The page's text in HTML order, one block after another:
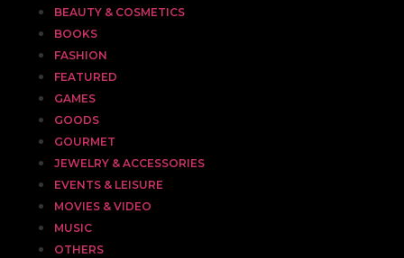
BEAUTY & COSMETICS
BOOKS
FASHION
FEATURED
GAMES
GOODS
GOURMET
JEWELRY & ACCESSORIES
EVENTS & LEISURE
MOVIES & VIDEO
MUSIC
OTHERS